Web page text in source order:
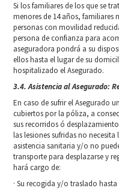
Si los familiares de los que se
menores de 14 años, familiares
personas con movilidad
persona de confianza para
aseguradora pondrá a su
ellos hasta el lugar de su
hospitalizado el Asegurado.
3.4. Asistencia al Asegurado:
En caso de sufrir el Asegurado
cubiertos por la póliza, a
sus recorridos ó
las lesiones sufridas no
asistencia sanitaria y/o no
transporte para desplazarse y
hará cargo de:
· Su recogida y/o traslado